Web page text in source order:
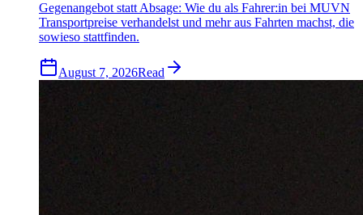
Gegenangebot statt Absage: Wie du als Fahrer:in bei MUVN
Transportpreise verhandelst und mehr aus Fahrten machst, die
sowieso stattfinden.
August 7, 2026Read